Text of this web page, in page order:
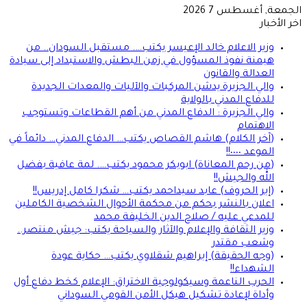
الجمعة, أغسطس 7 2026
اخر الأخبار
وزير الاعلام خالد الإعيسر يكتب…. مستقبل السودان.. من
هيمنة نفوذ المسؤول في زمن البطش والاستبداد إلى سيادة
العدالة والقانون
والي الجزيرة يدشن المركبات والآليات والمعدات الجديدة
للدفاع المدني بالولاية
والي الجزيرة : الدفاع المدني من أهم القطاعات وتستوجب
الاهتمام
(آخر الكلام) هاشم القصاص يكتب… الدفاع المدني… دائماً في
الموعد ٠٠٠٠!!
(من رحم المعاناة) ابوبكر محمود يكتب…. لمة عافية بفضل
الله والجيش!!
(إبر الحروف) عابد سيداحمد يكتب… شكرا كامل إدريس!!
اعلان بالنشر بحكم من محكمة الأحوال الشخصية الكاملين
للمدعي عليه / صلاح الدين الخليفة محمد
وزير الثقافة والإعلام والآثار والسياحة يكتب: جيش منتصر..
وشعب مقتدر
(وجه الحقيقة) إبراهيم شقلاوي يكتب… حكاية عودة
الشهداء!!
الحرب الناعمة وسيكولوجية الاختراق: الإعلام كخط دفاع أول
وأداة لإعادة تشكيل هيكل الأمن القومي السوداني